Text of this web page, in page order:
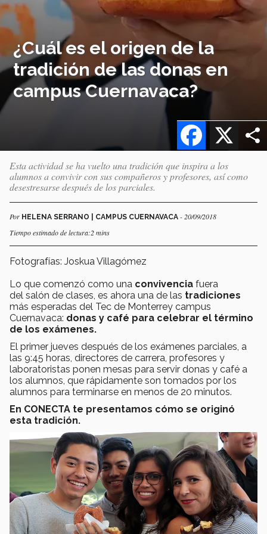
¿Cuál es el origen de la
tradición de las donas en
campus Cuernavaca?
X
Facebook
Esta actividad se ha vuelto una tradición que inspira a los
alumnos a convivir con sus compañeros y profesores, así como
desestresarse después de los parciales.
Por HELENA SERRANO | CAMPUS CUERNAVACA - 20/09/2018
Tiempo estimado de lectura:2 mins
Fotografías: Joskua Villagómez
Lo que comenzó como una convivencia fuera
del salón de clases, es ahora una de las tradiciones
más esperadas del Tec de Monterrey campus
Cuernavaca: donas y café para celebrar el término
de los exámenes.
El primer jueves después de los exámenes parciales, a
las 9:45 horas, directores de carrera, profesores y
laboratoristas ponen mesas para servir donas y café a
los alumnos, que rápidamente son tomados por los
alumnos para terminarse en menos de 20 minutos.
En CONECTA te presentamos cómo se originó
esta tradición.